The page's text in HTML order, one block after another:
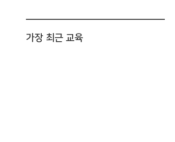
가장 최근 교육